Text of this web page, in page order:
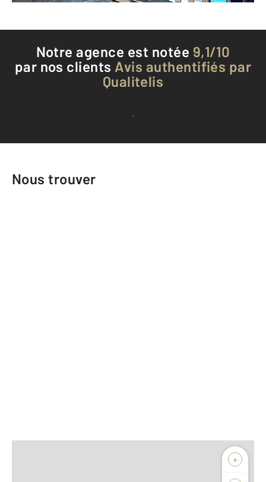
Notre agence est notée 9,1/10
par nos clients Avis authentifiés par
Qualitelis
Voir tous les avis clients
Nous trouver
+